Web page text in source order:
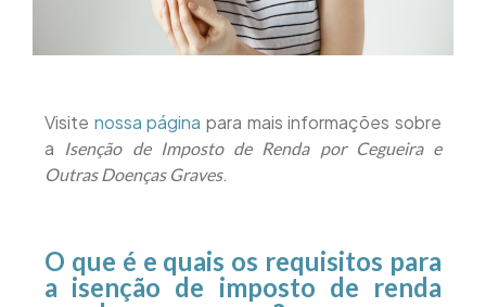
Visite nossa página para mais informações sobre
a
Isenção de Imposto de Renda por Cegueira e
Outras Doenças Graves.
O que é e quais os requisitos para
a isenção de imposto de renda